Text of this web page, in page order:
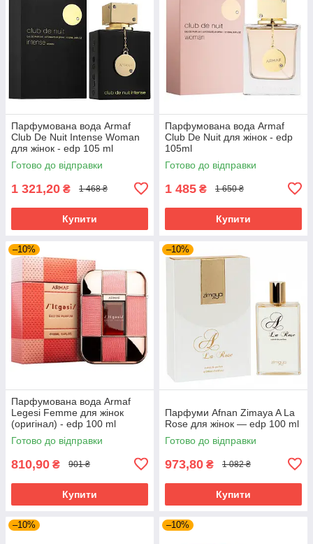
Парфумована вода Armaf
Club De Nuit Intense Woman
для жінок - edp 105 ml
Готово до відправки
1 321,20 ₴ 1 468 ₴
Купити
Парфумована вода Armaf
Club De Nuit для жінок - edp
105ml
Готово до відправки
1 485 ₴ 1 650 ₴
Купити
–10%
Парфумована вода Armaf
Legesi Femme для жінок
(оригінал) - edp 100 ml
Готово до відправки
810,90 ₴ 901 ₴
Купити
–10%
Парфуми Afnan Zimaya A La
Rose для жінок — edp 100 ml
Готово до відправки
973,80 ₴ 1 082 ₴
Купити
–10% –10%